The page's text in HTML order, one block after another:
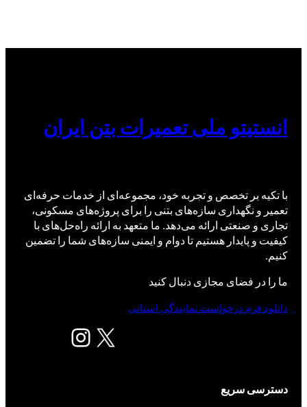
انستیتو ملی تعمیرات بتن ایران
با تکیه بر تخصص و تجربه خود، مجموعه‌ای از خدمات حرفه‌ای
تعمیر و نگهداری سازه‌های بتنی را برای پروژه‌های مسکونی،
تجاری و صنعتی ارائه می‌دهد. ما متعهد به ارائه راه‌حل‌های با
کیفیت و پایدار هستیم تا دوام و ایمنی سازه‌های شما را تضمین
کنیم.
ما را در فضای مجازی دنبال کنید
X اینستاگرم
دانلود فرم درخواست نمایندگی استانی
دسترسی سریع